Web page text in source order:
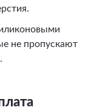
не пропускают